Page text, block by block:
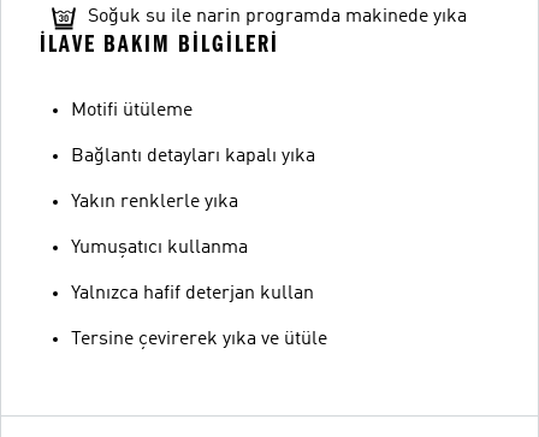
Soğuk su ile narin programda makinede yıka
İLAVE BAKIM BILGILERI
Motifi ütüleme
Bağlantı detayları kapalı yıka
Yakın renklerle yıka
Yumuşatıcı kullanma
Yalnızca hafif deterjan kullan
Tersine çevirerek yıka ve ütüle